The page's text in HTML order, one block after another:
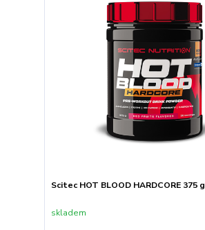
Scitec HOT BLOOD HARDCORE 375 g
skladem